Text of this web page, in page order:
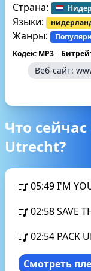
Страна:
Языки:
Жанры:
Кодек: MP3
Веб-сайт:
Что
Utrecht?
05:49I'M
02:58SAVE
02:54 PACK
Смотреть